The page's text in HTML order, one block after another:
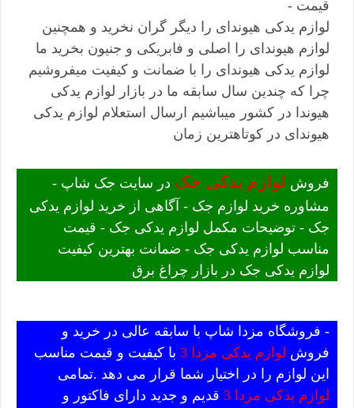
قیمت -
لوازم یدکی هیوندای را دیگر گران نخرید و همچنین
لوازم هیوندای را اصلی و فابریکی و جنیون بخرید ما
لوازم یدکی هیوندای را با ضمانت و کیفیت میفروشیم
چرا که چندین سال سابقه ما در بازار لوازم یدکی
هیوندا در کشور میباشیم ارسال استعلام لوازم یدکی
هیوندای در کوتاهترین زمان
فروش لوازم یدکی جک در سایت جک شاپ -
مشاوره خرید لوازم جک - آگاهی از خرید لوازم یدکی
جک - توضیحات مکمل لوازم یدکی جک - قیمت
مناسب لوازم یدکی جک - ضمانت بهترین کیفیت
لوازم یدکی جک در بازار چراغ برق
- فروشگاه مزدا شاپ با سابقه عالی در خرید و
فروش لوازم یدکی مزدا 3
با کیفیت و قیمت مناسب
این لوازم را در اختیار شما قرار می دهد .تمامی
لوازم یدکی مزدا 3
قدیم و جدید دارای فاکتور و